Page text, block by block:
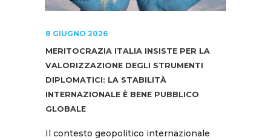
8 GIUGNO 2026
MERITOCRAZIA ITALIA INSISTE PER LA
VALORIZZAZIONE DEGLI STRUMENTI
DIPLOMATICI: LA STABILITÀ
INTERNAZIONALE È BENE PUBBLICO
GLOBALE
Il contesto geopolitico internazionale